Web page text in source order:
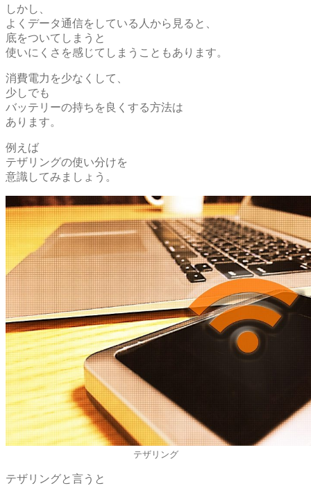
しかし、
よくデータ通信をしている人から見ると、
底をついてしまうと
使いにくさを感じてしまうこともあります。
消費電力を少なくして、
少しでも
バッテリーの持ちを良くする方法は
あります。
例えば
テザリングの使い分けを
意識してみましょう。
テザリング
テザリングと言うと